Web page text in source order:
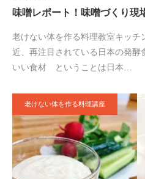
味噌レポート！味噌づくり現
老けない体を作る料理教室キッチ
近、再注目されている日本の発酵
いい食材 ということは日本…
老けない体を作る料理講座